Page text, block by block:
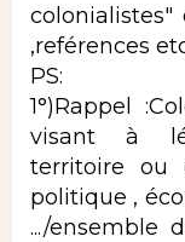
colonialistes"
,reférences
PS:
1°)Rappel
visant à
territoire ou
politique ,
.../ensemble